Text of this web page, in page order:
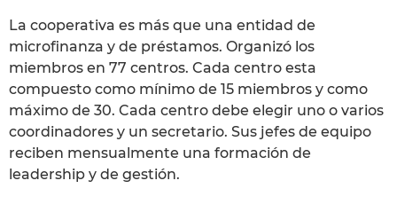
La cooperativa es más que una entidad de
microfinanza y de préstamos. Organizó los
miembros en 77 centros. Cada centro esta
compuesto como mínimo de 15 miembros y como
máximo de 30. Cada centro debe elegir uno o varios
coordinadores y un secretario. Sus jefes de equipo
reciben mensualmente una formación de
leadership y de gestión.